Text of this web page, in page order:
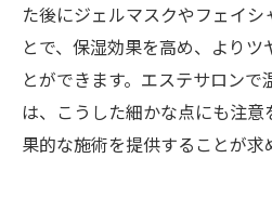
た後にジェルマスクやフェイ
とで、保湿効果を高め、より
とができます。エステサロン
は、こうした細かな点にも注
果的な施術を提供することが求